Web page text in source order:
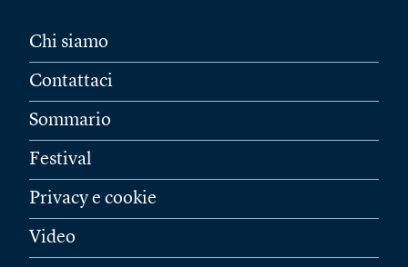
Chi siamo
Contattaci
Sommario
Festival
Privacy e cookie
Video